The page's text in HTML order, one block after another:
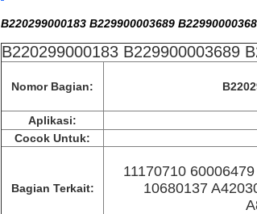
B220299000183 B229900003689
B220299000183 B229900003689
Nomor Bagian:
Aplikasi:
Cocok Untuk:
Bagian Terkait:
11170710
10680137